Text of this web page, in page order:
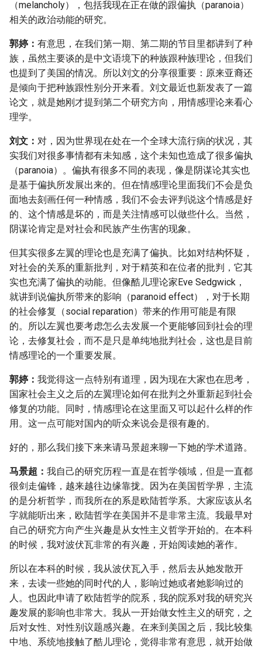
（melancholy），包括我现在正在做的跟偏执（paranoia）
相关的政治动能的研究。
郭婷： 有意思，在我们第一期、第二期的节目里都讲到了种
族，虽然主要谈的是中文语境下的种族跟种族理论，但我们
也提到了美国的情况。所以刘文的分享很重要：原来亚裔还
是倾向于把种族跟性别分开来看。刘文最近也新发表了一篇
论文，就是她刚才提到第二个研究方向，用情感理论来看心
理学。
刘文： 对，因为世界现在处在一个全球大流行病的状况，其
实我们对很多事情都有未知感，这个未知也造成了很多偏执
（paranoia）。偏执有很多不同的表现，像是阴谋论其实也
是基于偏执所发展出来的。但在情感理论里面我们不会是负
面地去刻画任何一种情感，我们不会去评判说这个情感是好
的、这个情感是坏的，而是关注情感可以做些什么。当然，
阴谋论肯定是对社会和民族产生伤害的现象。
但其实很多左翼的理论也是充满了偏执。比如对结构怀疑，
对社会的关系的重新批判，对于精英和在位者的批判，它其
实也充满了偏执的动能。但像酷儿理论家Eve Sedgwick，
就讲到说偏执所带来的影响（paranoid effect），对于长期
的社会修复（social reparation）带来的作用可能是有限
的。所以左翼也要考虑怎么去发展一个更能够回到社会的理
论，去修复社会，而不是只是单纯地批判社会，这也是目前
情感理论的一个重要发展。
郭婷： 我觉得这一点特别有道理，因为现在大家也在思考，
国家社会主义之后的左翼理论如何在批判之外重新起到社会
修复的功能。同时，情感理论在这里面又可以起什么样的作
用。这一点可能对国内的听众来说会是很有趣的。
好的，那么我们接下来来请马景超来聊一下她的学术道路。
马景超： 我自己的研究历程一直是在哲学领域，但是一直都
很剑走偏锋，越来越往边缘靠拢。因为在美国哲学界，主流
的是分析哲学，而我所在的系是欧陆哲学系。大家应该从名
字就能听出来，欧陆哲学在美国并不是非常主流。我最早对
自己的研究方向产生兴趣是从女性主义哲学开始的。在本科
的时候，我对波伏瓦非常的有兴趣，开始阅读她的著作。
所以在本科的时候，我从波伏瓦入手，然后去从她发散开
来，去读一些她的同时代的人，影响过她或者她影响过的
人。也因此申请了欧陆哲学的院系，我的院系对我的研究兴
趣发展的影响也非常大。我从一开始做女性主义的研究，之
后对女性、对性别议题感兴趣。在来到美国之后，我比较集
中地、系统地接触了酷儿理论，觉得非常有意思，就开始做